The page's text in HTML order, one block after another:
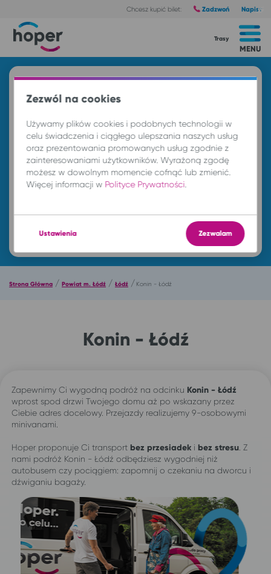
Chcesz kupić bilet: Zadzwoń Napisz
MENU
Trasy
DO
so. 8 sie.
Znajdź przejazd
Strona Główna / Powiat m. Łódź / Łódź /Konin - Łódź
Konin - Łódź
Zapewnimy Ci wygodną podróż na odcinku Konin - Łódź
wprost spod drzwi Twojego domu aż po wskazany przez
Ciebie adres docelowy. Przejazdy realizujemy 9-osobowymi
minivanami.
Hoper proponuje Ci transport bez przesiadek i bez stresu . Z
nami podróż Konin - Łódź odbędziesz wygodniej niż
autobusem czy pociągiem: zapomnij o czekaniu na dworcu i
dźwiganiu bagaży.
Zezwól na cookies
Używamy plików cookies i podobnych technologii w
celu świadczenia i ciągłego ulepszania naszych usług
oraz prezentowania promowanych usług zgodnie z
zainteresowaniami użytkowników. Wyrażoną zgodę
możesz w dowolnym momencie cofnąć lub zmienić.
Więcej informacji w Polityce Prywatności
Ustawienia Zezwalam